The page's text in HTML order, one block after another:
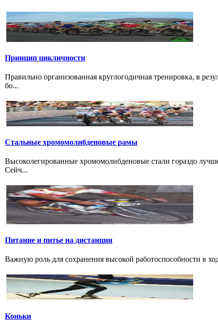
Принцип цикличности
Правильно организованная круглогодичная тренировка, в
бо...
Стальные хромомолибденовые рамы
Высоколегированные хромомолибденовые стали гораздо
Сейч...
Питание и питье на дистанции
Важную роль для сохранения высокой работоспособности в
Коньки